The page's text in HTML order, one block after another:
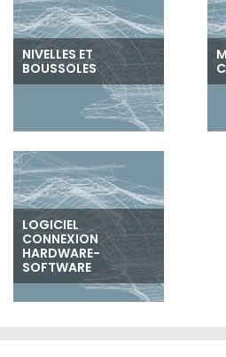
NIVELLES ET
BOUSSOLES
LOGICIEL
CONNEXION
HARDWARE-
SOFTWARE